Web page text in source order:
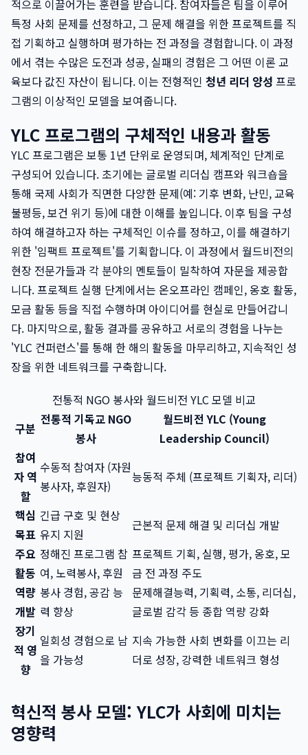
적으로 이끌어가는 훈련을 받습니다. 참여자들은 팀을 이루어
특정 사회 문제를 선정하고, 그 문제 해결을 위한 프로젝트를 직
접 기획하고 실행하며 평가하는 전 과정을 경험합니다. 이 과정
에서 겪는 수많은 도전과 성공, 실패의 경험은 그 어떤 이론 교
육보다 값진 자산이 됩니다. 이는 전형적인 청년 리더 양성 프로
그램의 이상적인 모델을 보여줍니다.
YLC 프로그램의 구체적인 내용과 활동
YLC 프로그램은 보통 1년 단위로 운영되며, 체계적인 단계로
구성되어 있습니다. 초기에는 글로벌 리더십 캠프와 워크숍을
통해 국제 사회가 직면한 다양한 문제(예: 기후 변화, 난민, 교육
불평등, 보건 위기 등)에 대한 이해를 높입니다. 이후 팀을 구성
하여 해결하고자 하는 구체적인 이슈를 정하고, 이를 해결하기
위한 '임팩트 프로젝트'를 기획합니다. 이 과정에서 월드비전의
현장 전문가들과 각 분야의 멘토들이 밀착하여 자문을 제공합
니다. 프로젝트 실행 단계에서는 온오프라인 캠페인, 옹호 활동,
모금 활동 등을 직접 수행하며 아이디어를 현실로 만들어갑니
다. 마지막으로, 활동 결과를 공유하고 서로의 경험을 나누는
'YLC 컨퍼런스'를 통해 한 해의 활동을 마무리하고, 지속적인 성
장을 위한 네트워크를 구축합니다.
전통적 NGO 봉사와 월드비전 YLC 모델 비교
구분
전통적 기독교 NGO
봉사
월드비전 YLC (Young
Leadership Council)
참여
자 역
할
수동적 참여자 (자원
봉사자, 후원자)
능동적 주체 (프로젝트 기획자, 리더)
핵심
목표
긴급 구호 및 현상
유지 지원
근본적 문제 해결 및 리더십 개발
주요
활동
정해진 프로그램 참
여, 노력봉사, 후원
프로젝트 기획, 실행, 평가, 옹호, 모
금 전 과정 주도
역량
개발
봉사 경험, 공감 능
력 향상
문제해결능력, 기획력, 소통, 리더십,
글로벌 감각 등 종합 역량 강화
장기
적 영
향
일회성 경험으로 남
을 가능성
지속 가능한 사회 변화를 이끄는 리
더로 성장, 강력한 네트워크 형성
혁신적 봉사 모델: YLC가 사회에 미치는
영향력